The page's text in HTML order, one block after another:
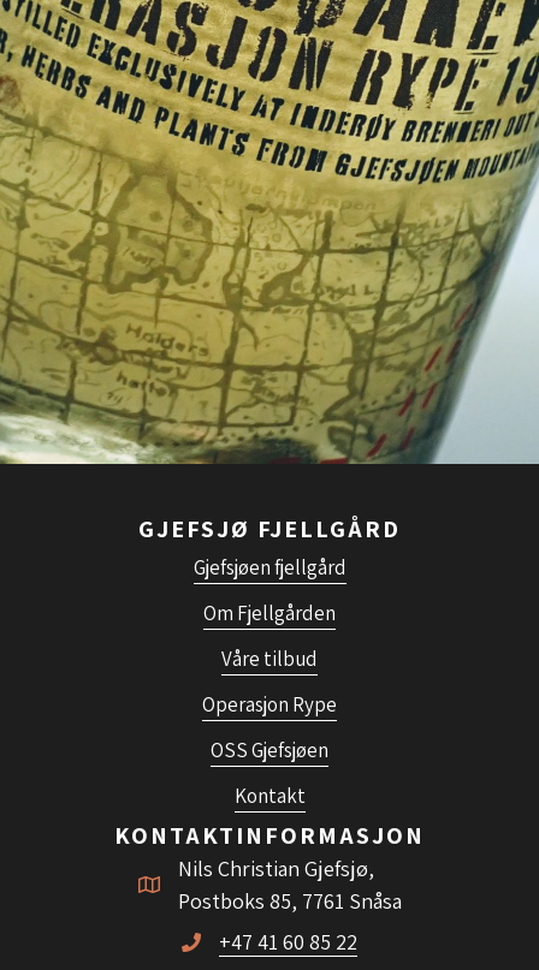
GJEFSJØ FJELLGÅRD
Gjefsjøen fjellgård
Om Fjellgården
Våre tilbud
Operasjon Rype
OSS Gjefsjøen
Kontakt
KONTAKTINFORMASJON
Nils Christian Gjefsjø,
Postboks 85, 7761 Snåsa
+47 41 60 85 22